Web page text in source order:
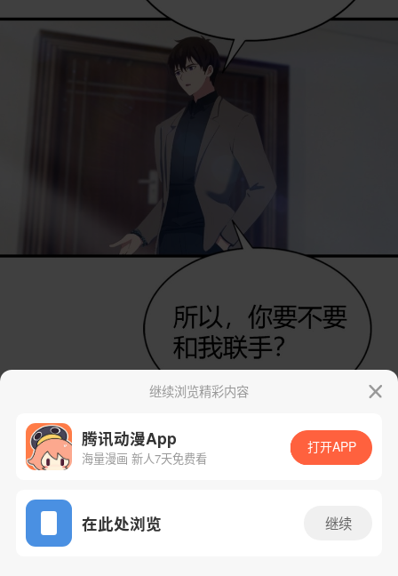
App免费看
继续浏览精彩内容
腾讯动漫App
海量漫画 新人7天免费看
打开APP
在此处浏览 继续